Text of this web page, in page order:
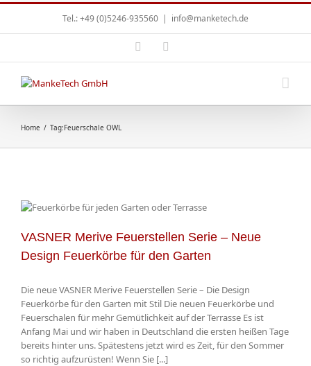
Tel.: +49 (0)5246-935560 | info@manketech.de
Home / Tag:Feuerschale OWL
VASNER Merive Feuerstellen Serie – Neue
Design Feuerkörbe für den Garten
Die neue VASNER Merive Feuerstellen Serie – Die Design
Feuerkörbe für den Garten mit Stil Die neuen Feuerkörbe und
Feuerschalen für mehr Gemütlichkeit auf der Terrasse Es ist
Anfang Mai und wir haben in Deutschland die ersten heißen Tage
bereits hinter uns. Spätestens jetzt wird es Zeit, für den Sommer
so richtig aufzurüsten! Wenn Sie [...]